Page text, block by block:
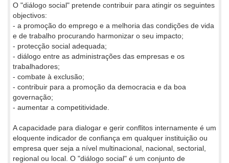
O "diálogo social" pretende contribuir para atingir os seguintes
objectivos:
- a promoção do emprego e a melhoria das condições de vida
e de trabalho procurando harmonizar o seu impacto;
- protecção social adequada;
- diálogo entre as administrações das empresas e os
trabalhadores;
- combate à exclusão;
- contribuir para a promoção da democracia e da boa
governação;
- aumentar a competitividade.
A capacidade para dialogar e gerir conflitos internamente é um
eloquente indicador de confiança em qualquer instituição ou
empresa quer seja a nível multinacional, nacional, sectorial,
regional ou local. O "diálogo social" é um conjunto de